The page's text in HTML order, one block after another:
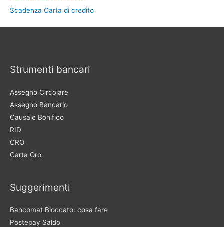
Scadenza Carta di credito
Strumenti bancari
Assegno Circolare
Assegno Bancario
Causale Bonifico
RID
CRO
Carta Oro
Suggerimenti
Bancomat Bloccato: cosa fare
Postepay Saldo